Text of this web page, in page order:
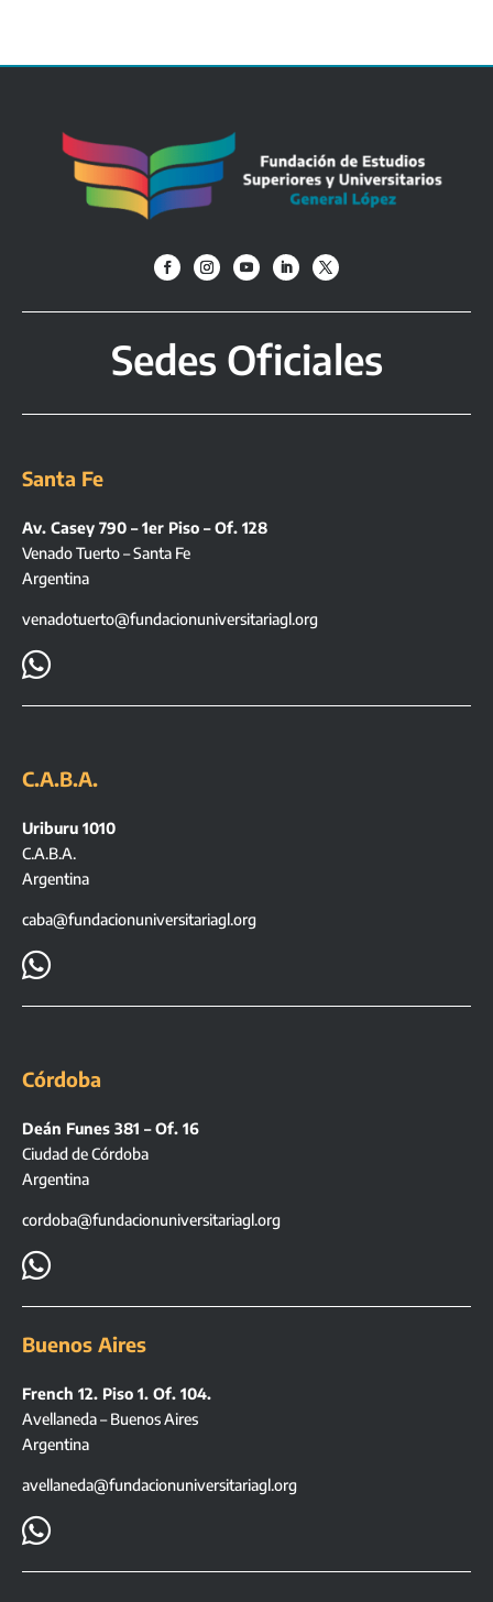
Sedes Oficiales
Santa Fe
Av. Casey 790 – 1er Piso – Of. 128
Venado Tuerto – Santa Fe
Argentina
venadotuerto@fundacionuniversitariagl.org

C.A.B.A.
Uriburu 1010
C.A.B.A.
Argentina
caba@fundacionuniversitariagl.org

Córdoba
Deán Funes 381 – Of. 16
Ciudad de Córdoba
Argentina
cordoba@fundacionuniversitariagl.org

Buenos Aires
French 12. Piso 1. Of. 104.
Avellaneda – Buenos Aires
Argentina
avellaneda@fundacionuniversitariagl.org
